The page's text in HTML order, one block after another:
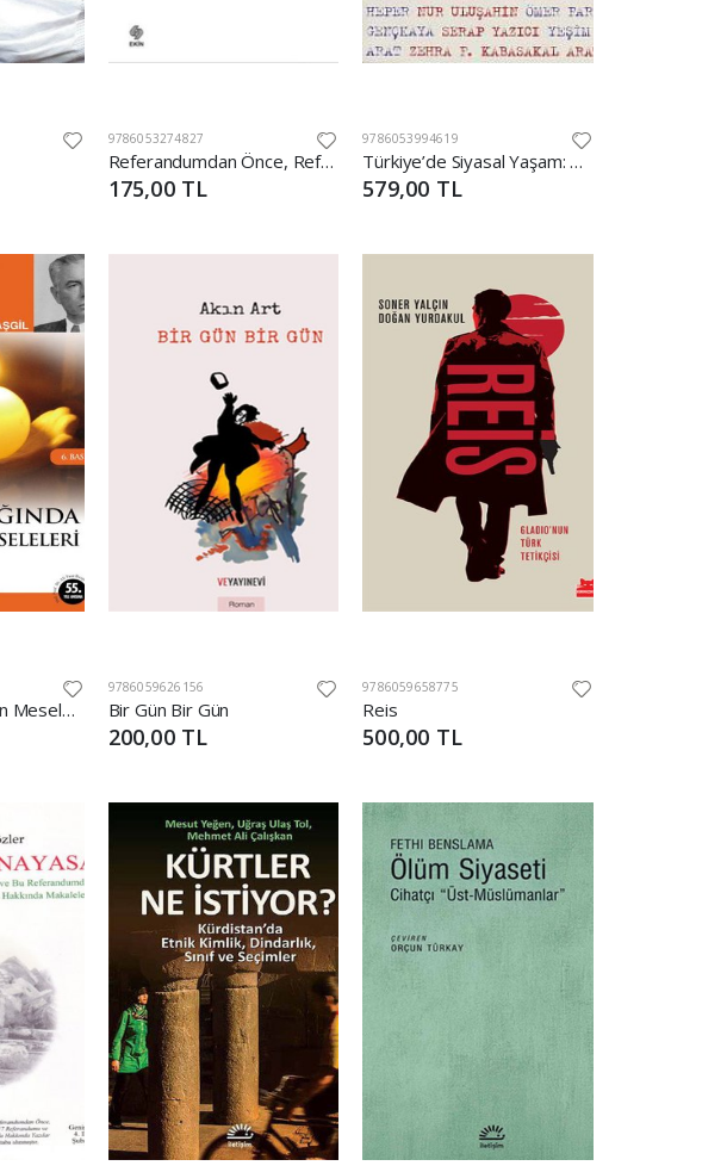
9786053274827
Referandumdan Önce, Referandumdan Sonra
175,00 TL
9786053994619
Türkiye’de Siyasal Yaşam: Dün, Bugün, Yarın
579,00 TL
İlmin Işığında Günün Meseleleri
9786059626156
Bir Gün Bir Gün
200,00 TL
9786059658775
Reis
500,00 TL